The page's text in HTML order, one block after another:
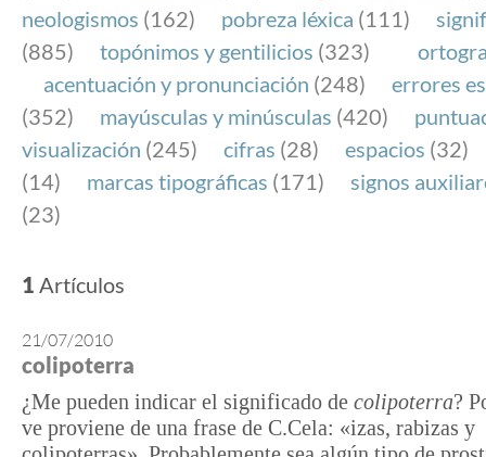
neologismos (162) pobreza léxica (111)
(885)
topónimos y gentilicios (323)
acentuación y pronunciación (248)
errores
(352)
mayúsculas y minúsculas (420)
visualización (245) cifras (28) espacios (32)
(14)
marcas tipográficas (171)
signos
(23)
1 Artículos
21/07/2010
colipoterra
¿Me pueden indicar el significado de colipoterra?
ve proviene de una frase de C.Cela: «izas, rabizas y